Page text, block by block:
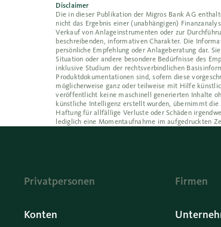
Disclaimer
Die in dieser Publikation der Migros Bank AG
nicht das Ergebnis einer (unabhängigen)
Verkauf von Anlageinstrumenten oder zur
beschreibenden, informativen Charakter. Die
persönliche Empfehlung oder Anlageberatung dar.
Situation oder andere besondere Bedürfnisse des
inklusive Studium der rechtsverbindlichen
Produktdokumentationen sind, sofern diese
möglicherweise ganz oder teilweise mit Hilfe
veröffentlicht keine maschinell generierten Inhalte
künstliche Intelligenz erstellt wurden, übernimmt
Haftung für allfällige Verluste oder Schäden
lediglich eine Momentaufnahme im aufgedruckten
Privatpersonen
Konten
Firmen